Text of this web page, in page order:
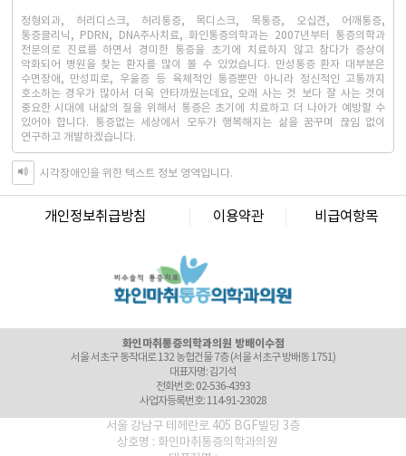
정형외과, 허리디스크, 허리통증, 목디스크, 목통증, 오십견, 어깨통증,
통증클리닉, PDRN, DNA주사치료, 화인통증의학과는 2007년부터 통증의학과
전문의로 진료를 하면서 경미한 통증을 초기에 치료하지 않고 참다가 증상이
악화되어 병원을 찾는 환자를 많이 볼 수 있었습니다. 만성통증 환자 대부분은
수면장애, 만성피로, 우울증 등 육체적인 통증뿐만 아니라 정신적인 고통까지
호소하는 경우가 많아서 더욱 안타까웠는데요, 오래 사는 것 보다 잘 사는 것이
중요한 시대에 내삶의 질을 위해서 통증은 초기에 치료하고 더 나아가 예방할 수
있어야 합니다. 통증없는 세상에서 모두가 행복해지는 삶을 꿈꾸며 끊임 없이
연구하고 개발하겠습니다.
시각장애인을 위한 텍스트 정보 영역입니다.
개인정보취급방침 이용약관 비급여항목
사업자등록번호: 120-91-54230
화인마취통증의학과의원 광화문점
서울 종로구 새문안로 82 에스타워 지하 1층 (서울 종로구 신문로1가 116)
대표자명: 권정은
전화번호: 02-6245-2215
사업자등록번호: 742-92-00166
화인마취통증의학과의원 군자점
서울특별시 광진구 천호대로 556, 동성빌딩 4층 (서울 광진구 능동 276-2)
전화번호: 02-6272-2215
사업자등록번호: 506-91-40361
대표자명: 김달용
서울 강북구 도봉로 40 대경빌딩 7층 (서울 강북구 미아동 35-20)
대표자명: 정승민
화인마취통증의학과의원 방배이수점
서울 서초구 동작대로 132 농협건물 7층 (서울 서초구 방배동 1751)
대표자명: 김기석
전화번호: 02-536-4393
사업자등록번호: 114-91-23028
화인마취통증의학과의원 봉천점
서울 관악구 남부순환로 1733 GS25 편의점 건물 5층 (서울 관악구 봉천동 926-33)
대표자명: 김현규
서울 강남구 테헤란로 405 BGF빌딩 3층
상호명 : 화인마취통증의학과의원